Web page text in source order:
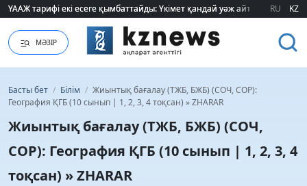
ҮААЖ тарифі екі есеге қымбаттайды: Үкімет қандай уәж айтады?
ҮААЖ тарифі екі есеге қымбаттайды: Үкімет қандай уәж айтады? RU KZ
МӘЗІР
Басты бет / Білім / Жиынтық бағалау (ТЖБ, БЖБ) (СОЧ, СОР):
География ҚГБ (10 сынып | 1, 2, 3, 4 тоқсан) » ZHARAR
Жиынтық бағалау (ТЖБ, БЖБ) (СОЧ,
СОР): География ҚГБ (10 сынып | 1, 2, 3, 4
тоқсан) » ZHARAR